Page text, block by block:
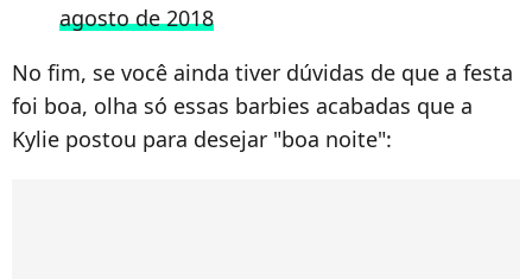
agosto de 2018
No fim, se você ainda tiver dúvidas de que a festa
foi boa, olha só essas barbies acabadas que a
Kylie postou para desejar "boa noite":